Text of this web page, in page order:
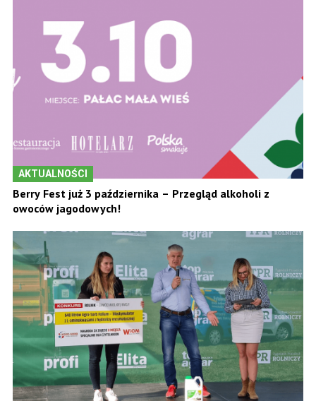
AKTUALNOŚCI
Berry Fest już 3 października – Przegląd alkoholi z
owoców jagodowych!